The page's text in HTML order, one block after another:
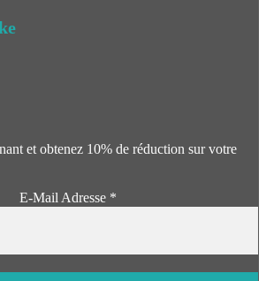
et obtenez 10% de réduction sur votre
E-Mail Adresse *